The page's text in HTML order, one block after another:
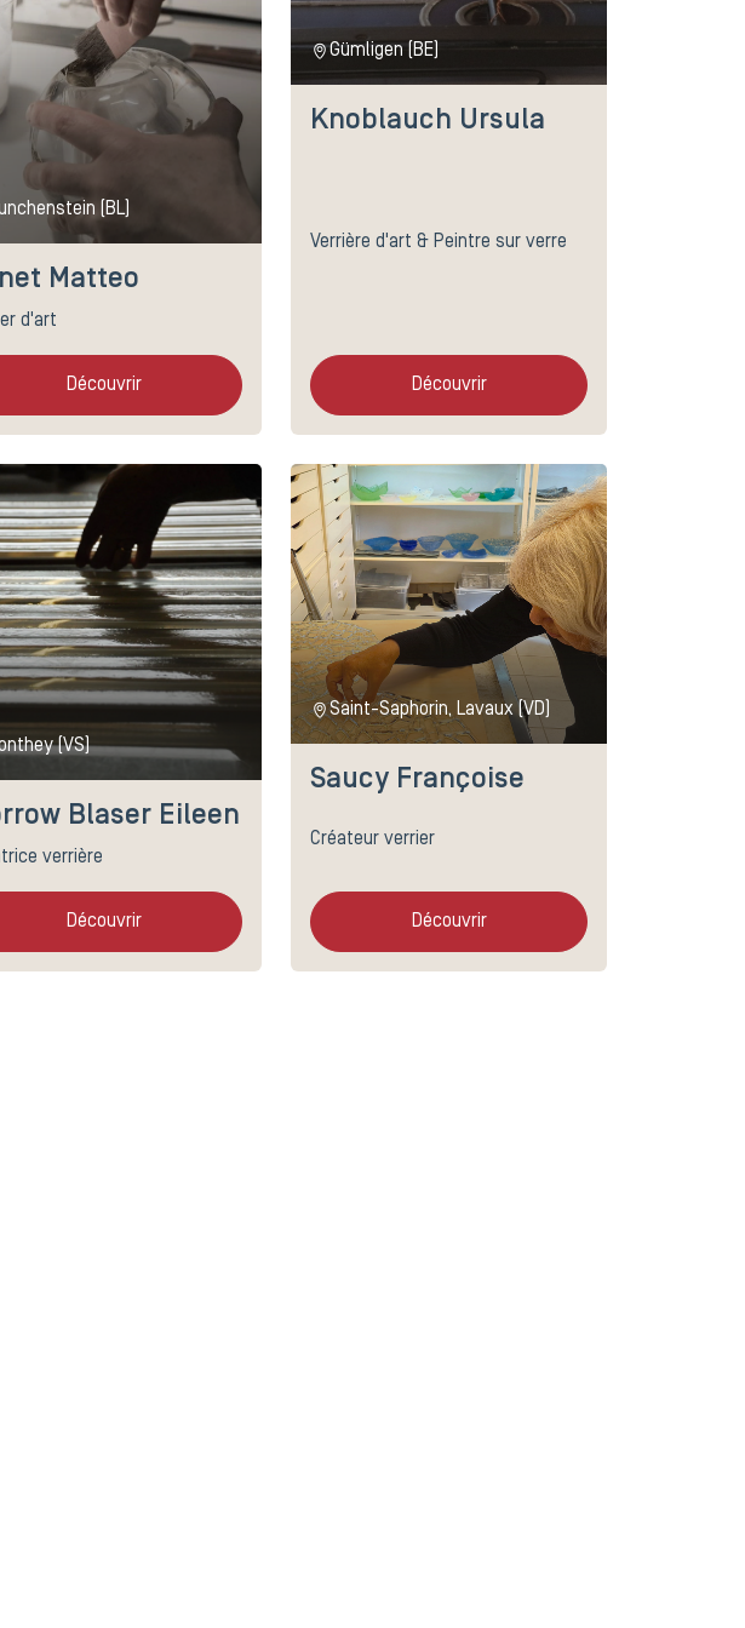
(BL)
Matteo
d'art
Découvrir
Gümligen (BE)
Knoblauch Ursula
Verrière d'art & Peintre sur verre
Découvrir
(VS)
Blaser Eileen
verrière
Découvrir
Saint-Saphorin, Lavaux (VD)
Saucy Françoise
Créateur verrier
Découvrir